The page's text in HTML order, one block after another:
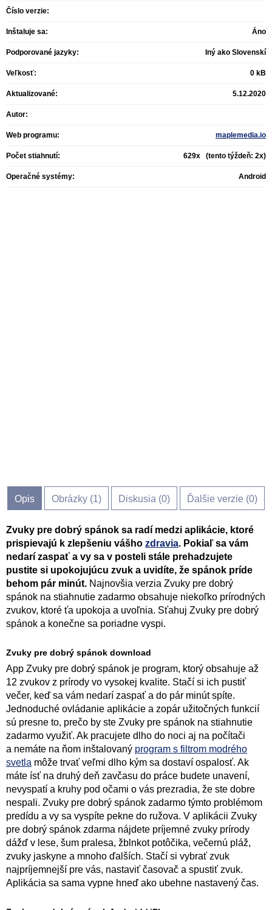
Číslo verzie:
Inštaluje sa: Áno
Podporované jazyky: Iný ako Slovenskí
Veľkosť: 0 kB
Aktualizované: 5.12.2020
Autor:
Web programu: maplemedia.io
Počet stiahnutí: 629x (tento týždeň: 2x)
Operačné systémy: Android
Opis Obrázky (1) Diskusia (0) Ďalšie verzie (0)
Zvuky pre dobrý spánok sa radí medzi aplikácie, ktoré
prispievajú k zlepšeniu vášho zdravia. Pokiaľ sa vám
nedarí zaspať a vy sa v posteli stále prehadzujete
pustite si upokojujúcu zvuk a uvidíte, že spánok príde
behom pár minút. Najnovšia verzia Zvuky pre dobrý
spánok na stiahnutie zadarmo obsahuje niekoľko prírodných
zvukov, ktoré ťa upokoja a uvoľnia. Sťahuj Zvuky pre dobrý
spánok a konečne sa poriadne vyspi.
Zvuky pre dobrý spánok download
App Zvuky pre dobrý spánok je program, ktorý obsahuje až
12 zvukov z prírody vo vysokej kvalite. Stačí si ich pustiť
večer, keď sa vám nedarí zaspať a do pár minút spíte.
Jednoduché ovládanie aplikácie a zopár užitočných funkcií
sú presne to, prečo by ste Zvuky pre spánok na stiahnutie
zadarmo využiť. Ak pracujete dlho do noci aj na počítači
a nemáte na ňom inštalovaný program s filtrom modrého
svetla môže trvať veľmi dlho kým sa dostaví ospalosť. Ak
máte ísť na druhý deň zavčasu do práce budete unavení,
nevyspatí a kruhy pod očami o vás prezradia, že ste dobre
nespali. Zvuky pre dobrý spánok zadarmo týmto problémom
predídu a vy sa vyspíte pekne do ružova. V aplikácii Zvuky
pre dobrý spánok zdarma nájdete príjemné zvuky prírody
dážď v lese, šum pralesa, žblnkot potôčika, večernú pláž,
zvuky jaskyne a mnoho ďalších. Stačí si vybrať zvuk
najpríjemnejší pre vás, nastaviť časovač a spustiť zvuk.
Aplikácia sa sama vypne hneď ako ubehne nastavený čas.